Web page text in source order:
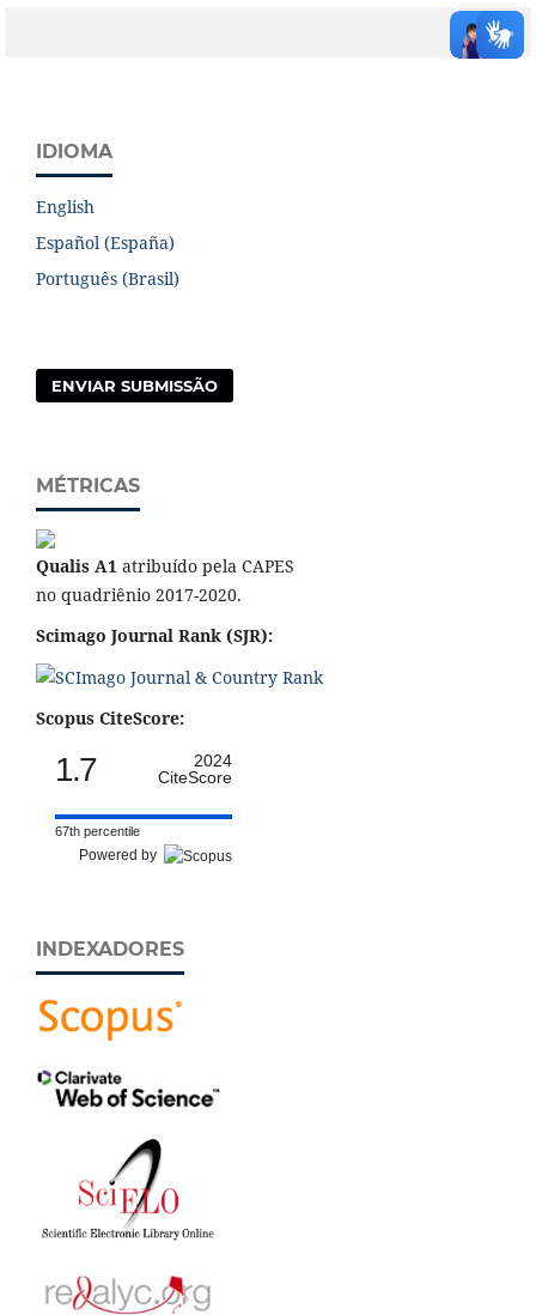
IDIOMA
English
Español (España)
Português (Brasil)
ENVIAR SUBMISSÃO
MÉTRICAS
Qualis A1 atribuído pela CAPES
no quadriênio 2017-2020.
Scimago Journal Rank (SJR):
Scopus CiteScore:
1.7
2024
CiteScore
67th percentile
Powered by
INDEXADORES